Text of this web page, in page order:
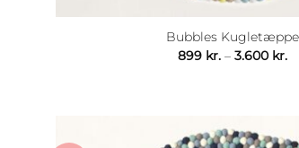
Bubbles Kugletæppe
899 kr. – 3.600 kr.